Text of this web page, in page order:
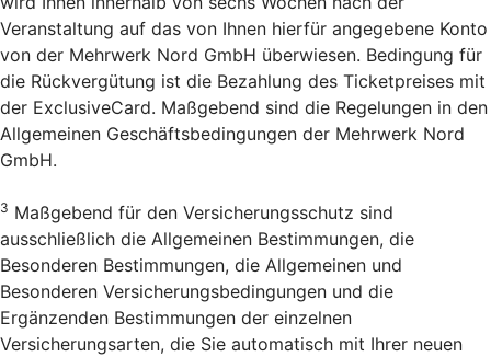
Veranstaltung auf das von Ihnen hierfür angegebene Konto
von der Mehrwerk Nord GmbH überwiesen. Bedingung für
die Rückvergütung ist die Bezahlung des Ticketpreises mit
der ExclusiveCard. Maßgebend sind die Regelungen in den
Allgemeinen Geschäftsbedingungen der Mehrwerk Nord
GmbH.
3 Maßgebend für den Versicherungsschutz sind
ausschließlich die Allgemeinen Bestimmungen, die
Besonderen Bestimmungen, die Allgemeinen und
Besonderen Versicherungsbedingungen und die
Ergänzenden Bestimmungen der einzelnen
Versicherungsarten, die Sie automatisch mit Ihrer neuen